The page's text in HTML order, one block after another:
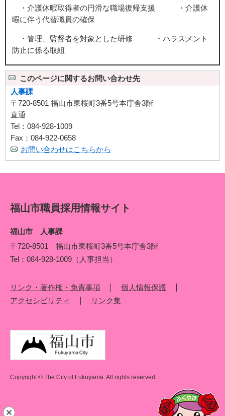
・介護休暇取得者の円滑な職場復帰支援 ・介護休
暇に伴う代替職員の確保
・管理、監督者を対象とした研修 ・ハラスメント
防止に係る取組
このページに関するお問い合わせ先
人事課
〒720-8501 福山市東桜町3番5号本庁舎3階
直通
Tel：084-928-1009
Fax：084-922-0658
お問い合わせはこちらから
福山市職員採用情報サイト
福山市 人事課
〒720‐8501 福山市東桜町3番5号本庁舎3階
Tel：084‐928‐1009（人事担当）
リンク・著作権・免責事項
個人情報保護
アクセシビリティ
リンク集
Copyright © The City of Fukuyama. All rights reserved.